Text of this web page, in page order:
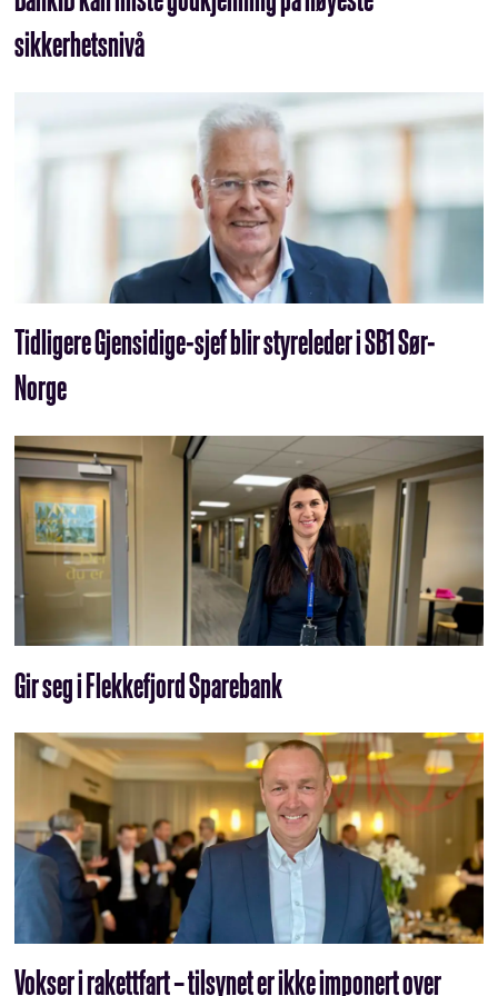
sikkerhetsnivå
Tidligere Gjensidige-sjef blir styreleder i SB1 Sør-
Norge
Gir seg i Flekkefjord Sparebank
Vokser i rakettfart – tilsynet er ikke imponert over